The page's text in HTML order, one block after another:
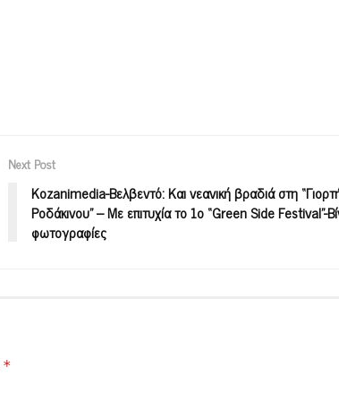
Next Post
Κοzanimedia-Bελβεντό: Και νεανική βραδιά στη
Ροδάκινου” – Με επιτυχία το 1ο “Green Side Festival”-
φωτογραφίες
*